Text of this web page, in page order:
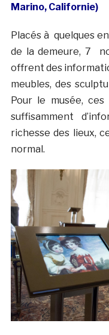
Marino, Californie)
Placés à quelques
de la demeure, 7
offrent des
meubles, des
Pour le musée,
suffisamment
richesse des lieux,
normal.